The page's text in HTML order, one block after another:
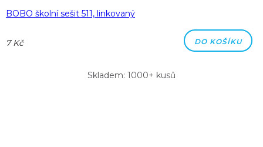
BOBO školní sešit 511, linkovaný
7 Kč DO KOŠÍKU
Skladem: 1000+ kusů